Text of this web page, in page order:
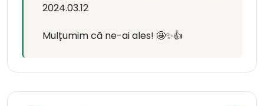
2024.03.12
Mulțumim că ne-ai ales! 🤩✨👍